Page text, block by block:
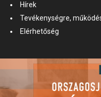
Hírek
Tevékenységre,
Elérhetőség